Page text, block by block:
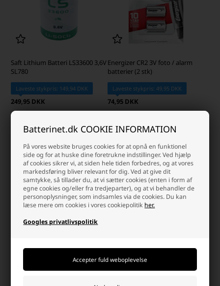
Batterinet.dk COOKIE INFORMATION
På vores website bruges cookies for at opnå en funktionel
side og for at huske dine foretrukne indstillinger. Ved hjælp
af cookies sikrer vi, at siden hele tiden forbedres, og at vores
markedsføring bliver relevant for dig. Ved at give dit
samtykke, så tillader du, at vi sætter cookies (enten i form af
egne cookies og/eller fra tredjeparter), og at vi behandler de
personoplysninger, som indsamles via de cookies. Du kan
læse mere om cookies i vores cookiepolitik her.
Googles privatlivspolitik
Saft Lithium Batteri LS33600 3,6V
SL780
Laveste stykpris: 149,94 DKK
249,95 DKK
+
Energizer CR2 3V foto / alarm
batterier (2 stk)
Laveste stykpris: 49,95 DKK
74,95 DKK
- +
Saft Lithium Batteri LSH14 3,6V
Batteri GP2CR123A-C til Visonic